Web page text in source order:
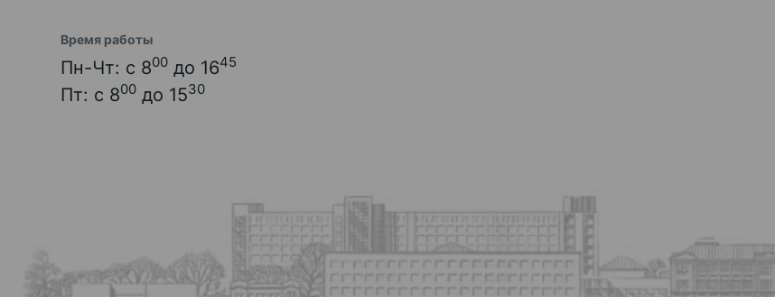
Время работы
Пн-Чт: с 800 до 1645
Пт: с 800 до 1530